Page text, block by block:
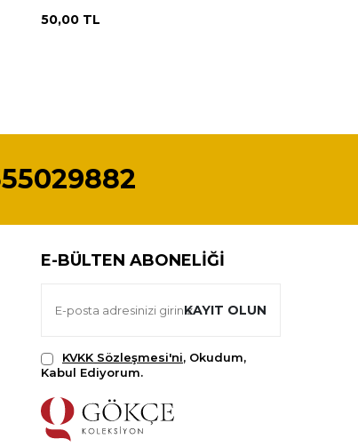
50,00 TL
E-BÜLTEN ABONELIĞI
KAYIT OLUN
KVKK Sözleşmesi'ni, Okudum,
Kabul Ediyorum.